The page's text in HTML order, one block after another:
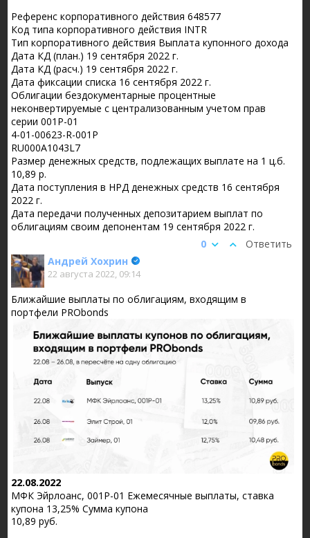
Референс корпоративного действия 648577
Код типа корпоративного действия INTR
Тип корпоративного действия Выплата купонного дохода
Дата КД (план.) 19 сентября 2022 г.
Дата КД (расч.) 19 сентября 2022 г.
Дата фиксации списка 16 сентября 2022 г.
Облигации бездокументарные процентные
неконвертируемые с централизованным учетом прав
серии 001P-01
4-01-00623-R-001P
RU000A1043L7
Размер денежных средств, подлежащих выплате на 1 ц.б.
10,89 р.
Дата поступления в НРД денежных средств 16 сентября
2022 г.
Дата передачи полученных депозитарием выплат по
облигациям своим депонентам 19 сентября 2022 г.
Ответить
0
Андрей Хохрин
22 августа 2022, 09:14
Ближайшие выплаты по облигациям, входящим в
портфели PRObonds
22.08.2022
МФК Эйрлоанс, 001Р-01 Ежемесячные выплаты, ставка
купона 13,25% Сумма купона
10,89 руб.